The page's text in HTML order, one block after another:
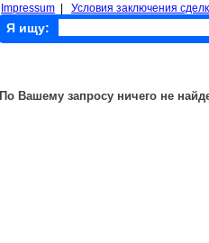
Impressum Условия заключения
Я ищу:
По Вашему запросу ничего не